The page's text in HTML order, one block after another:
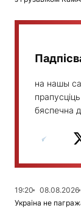
на нашы
бяспечна
19:20 08.08.2026
Украіна не